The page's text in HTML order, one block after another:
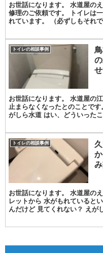
お世話になります。 水道屋の
修理のご依頼です。 トイレは
れています。 （必ずしもそれ
トイレの相談事例
お世話になります。 水道屋の
止まらなくなったとのことで
がしら水道 はい、どういった
トイレの相談事例
お世話になります。 水道屋の
レットから 水がもれていると
んだけど 見てくれない？ えが